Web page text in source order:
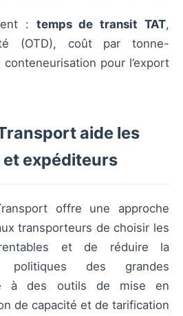
: temps de transit TAT,
(OTD), coût par tonne-
pour l’export
aide les
expéditeurs
offre une approche
transporteurs de choisir les
et de réduire la
politiques des grandes
à des outils de mise en
de capacité et de tarification